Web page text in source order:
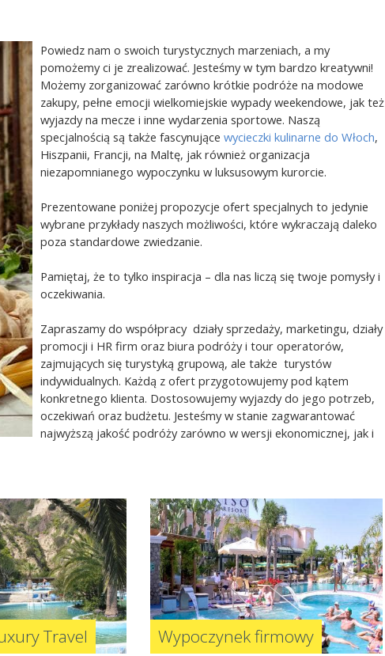
Powiedz nam o swoich turystycznych marzeniach, a my
pomożemy ci je zrealizować. Jesteśmy w tym bardzo kreatywni!
Możemy zorganizować zarówno krótkie podróże na modowe
zakupy, pełne emocji wielkomiejskie wypady weekendowe, jak też
wyjazdy na mecze i inne wydarzenia sportowe. Naszą
specjalnością są także fascynujące wycieczki kulinarne do Włoch,
Hiszpanii, Francji, na Maltę, jak również organizacja
niezapomnianego wypoczynku w luksusowym kurorcie.
Prezentowane poniżej propozycje ofert specjalnych to jedynie
wybrane przykłady naszych możliwości, które wykraczają daleko
poza standardowe zwiedzanie.
Pamiętaj, że to tylko inspiracja – dla nas liczą się twoje pomysły i
oczekiwania.
Zapraszamy do współpracy działy sprzedaży, marketingu, działy
promocji i HR firm oraz biura podróży i tour operatorów,
zajmujących się turystyką grupową, ale także turystów
indywidualnych. Każdą z ofert przygotowujemy pod kątem
konkretnego klienta. Dostosowujemy wyjazdy do jego potrzeb,
oczekiwań oraz budżetu. Jesteśmy w stanie zagwarantować
najwyższą jakość podróży zarówno w wersji ekonomicznej, jak i
Travel Wypoczynek firmowy